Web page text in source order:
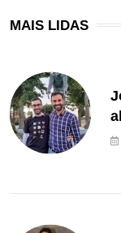
MAIS LIDAS